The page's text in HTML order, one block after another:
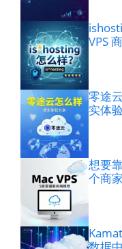
VPS
零途
实体
想要
个商